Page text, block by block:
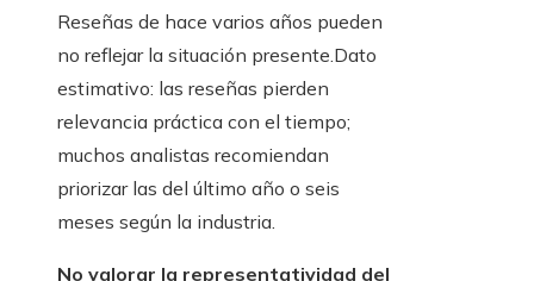
Reseñas de hace varios años pueden
no reflejar la situación presente.Dato
estimativo: las reseñas pierden
relevancia práctica con el tiempo;
muchos analistas recomiendan
priorizar las del último año o seis
meses según la industria.
No valorar la representatividad del